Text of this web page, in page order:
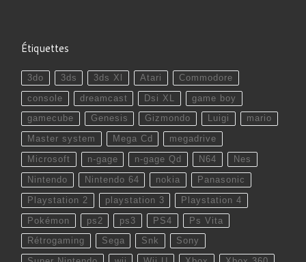
Étiquettes
3do 3ds 3ds Xl Atari Commodore
console dreamcast Dsi XL game boy
gamecube Genesis Gizmondo Luigi mario
Master system Mega Cd megadrive
Microsoft n-gage n-gage Qd N64 Nes
Nintendo Nintendo 64 nokia Panasonic
Playstation 2 playstation 3 Playstation 4
Pokémon ps2 ps3 PS4 Ps Vita
Rétrogaming Sega Snk Sony